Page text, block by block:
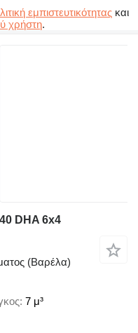
εμπιστευτικότητας και
χρήστη.
DHA 6x4
(Βαρέλα)
7 μ³